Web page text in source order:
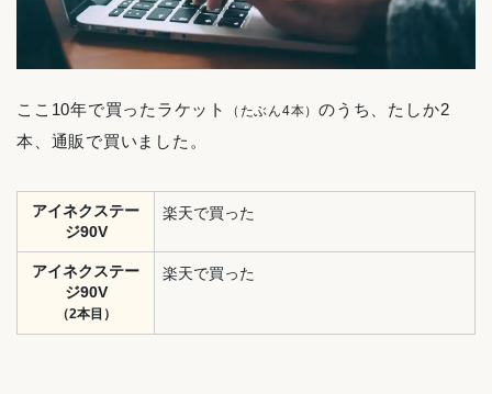
ここ10年で買ったラケット （たぶん4本）のうち、たしか2
本、通販で買いました。
アイネクステー
ジ90V
楽天で買った
アイネクステー
ジ90V
（2本目）
楽天で買った